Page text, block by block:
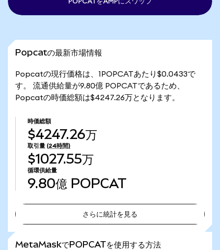
POPCATをAMPにスワップ
Popcatの最新市場情報
Popcatの現行価格は、1POPCATあたり$0.0433で
す。 流通供給量が9.80億 POPCATであるため、
Popcatの時価総額は$4247.26万となります。
時価総額
$4247.26万
取引量 (24時間)
$1027.55万
循環供給量
9.80億 POPCAT
さらに統計を見る
MetaMaskでPOPCATを使用する方法